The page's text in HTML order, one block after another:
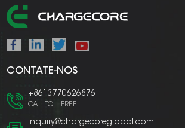
CONTATE-NOS
+8613770626876
CALL TOLL FREE
inquiry@chargecoreglobal.com